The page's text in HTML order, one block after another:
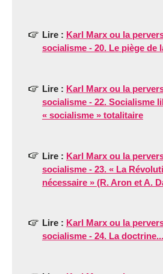
Lire : Karl Marx ou la
socialisme - 20. Le piège de
Lire : Karl Marx ou la
socialisme - 22. Socialisme
« socialisme » totalitaire
Lire : Karl Marx ou la
socialisme - 23. « La
nécessaire » (R. Aron et A.
Lire : Karl Marx ou la
socialisme - 24. La